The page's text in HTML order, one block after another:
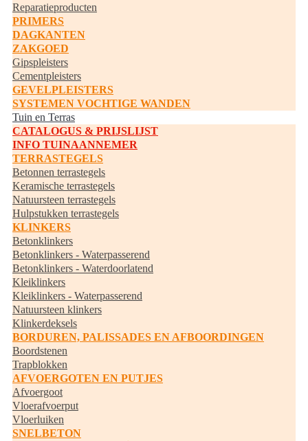
Reparatieproducten
PRIMERS
DAGKANTEN
ZAKGOED
Gipspleisters
Cementpleisters
GEVELPLEISTERS
SYSTEMEN VOCHTIGE WANDEN
Tuin en Terras
CATALOGUS & PRIJSLIJST
INFO TUINAANNEMER
TERRASTEGELS
Betonnen terrastegels
Keramische terrastegels
Natuursteen terrastegels
Hulpstukken terrastegels
KLINKERS
Betonklinkers
Betonklinkers - Waterpasserend
Betonklinkers - Waterdoorlatend
Kleiklinkers
Kleiklinkers - Waterpasserend
Natuursteen klinkers
Klinkerdeksels
BORDUREN, PALISSADES EN AFBOORDINGEN
Boordstenen
Trapblokken
AFVOERGOTEN EN PUTJES
Afvoergoot
Vloerafvoerput
Vloerluiken
SNELBETON